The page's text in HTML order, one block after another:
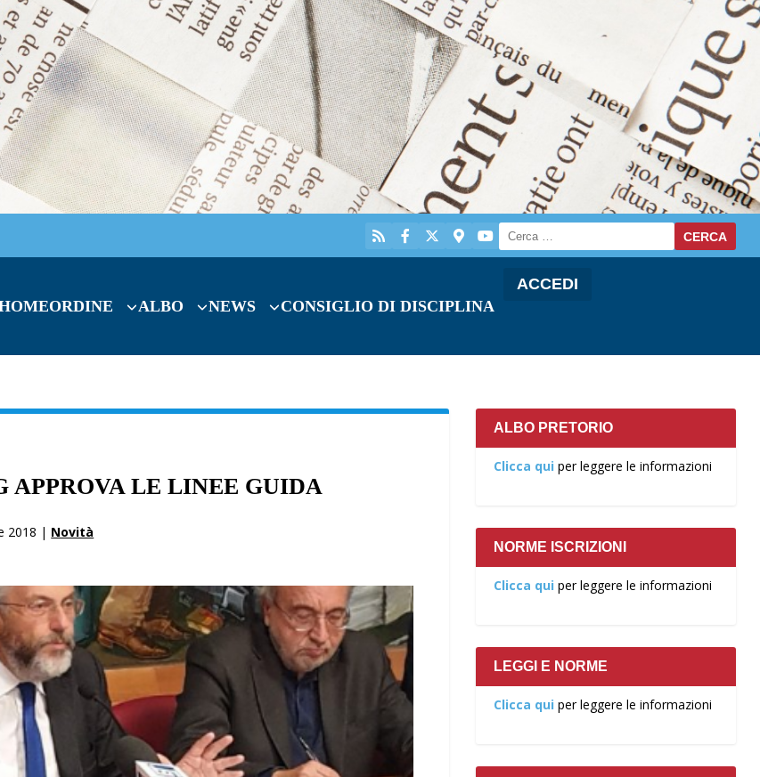
ORDINE ALBO NEWS CONSIGLIO DI DISCIPLINA
ACCEDI
APPROVA LE LINEE GUIDA
2018 | Novità
ALBO PRETORIO
Clicca qui per leggere le informazioni
NORME ISCRIZIONI
Clicca qui per leggere le informazioni
LEGGI E NORME
Clicca qui per leggere le informazioni